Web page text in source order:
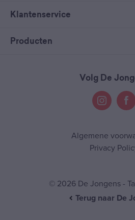
Klantenservice
Producten
Volg De
Algemene
Privacy
© 2026 De Jongens -
Terug naar De